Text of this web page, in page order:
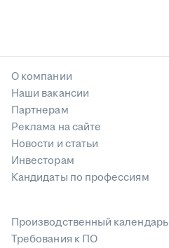
О компании
Наши вакансии
Партнерам
Реклама на сайте
Новости и статьи
Инвесторам
Кандидаты по профессиям
Производственный календарь
Требования к ПО